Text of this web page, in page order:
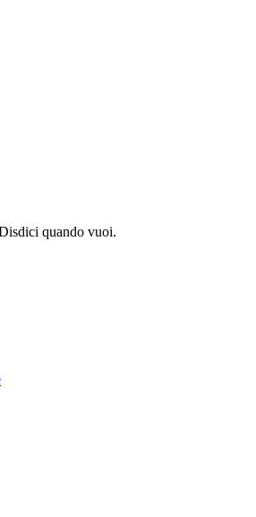
quando vuoi.